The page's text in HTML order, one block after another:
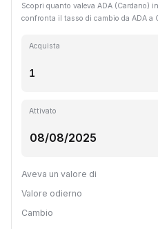
Scopri quanto valeva ADA (Cardano)
confronta il tasso di cambio da ADA a
Acquista
Attivato
Aveva un valore di
Valore odierno
Cambio